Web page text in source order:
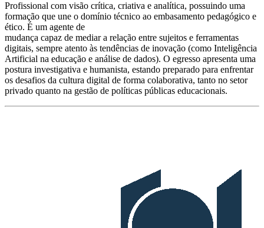
Profissional com visão crítica, criativa e analítica, possuindo uma
formação que une o domínio técnico ao embasamento pedagógico e
ético. É um agente de
mudança capaz de mediar a relação entre sujeitos e ferramentas
digitais, sempre atento às tendências de inovação (como Inteligência
Artificial na educação e análise de dados). O egresso apresenta uma
postura investigativa e humanista, estando preparado para enfrentar
os desafios da cultura digital de forma colaborativa, tanto no setor
privado quanto na gestão de políticas públicas educacionais.